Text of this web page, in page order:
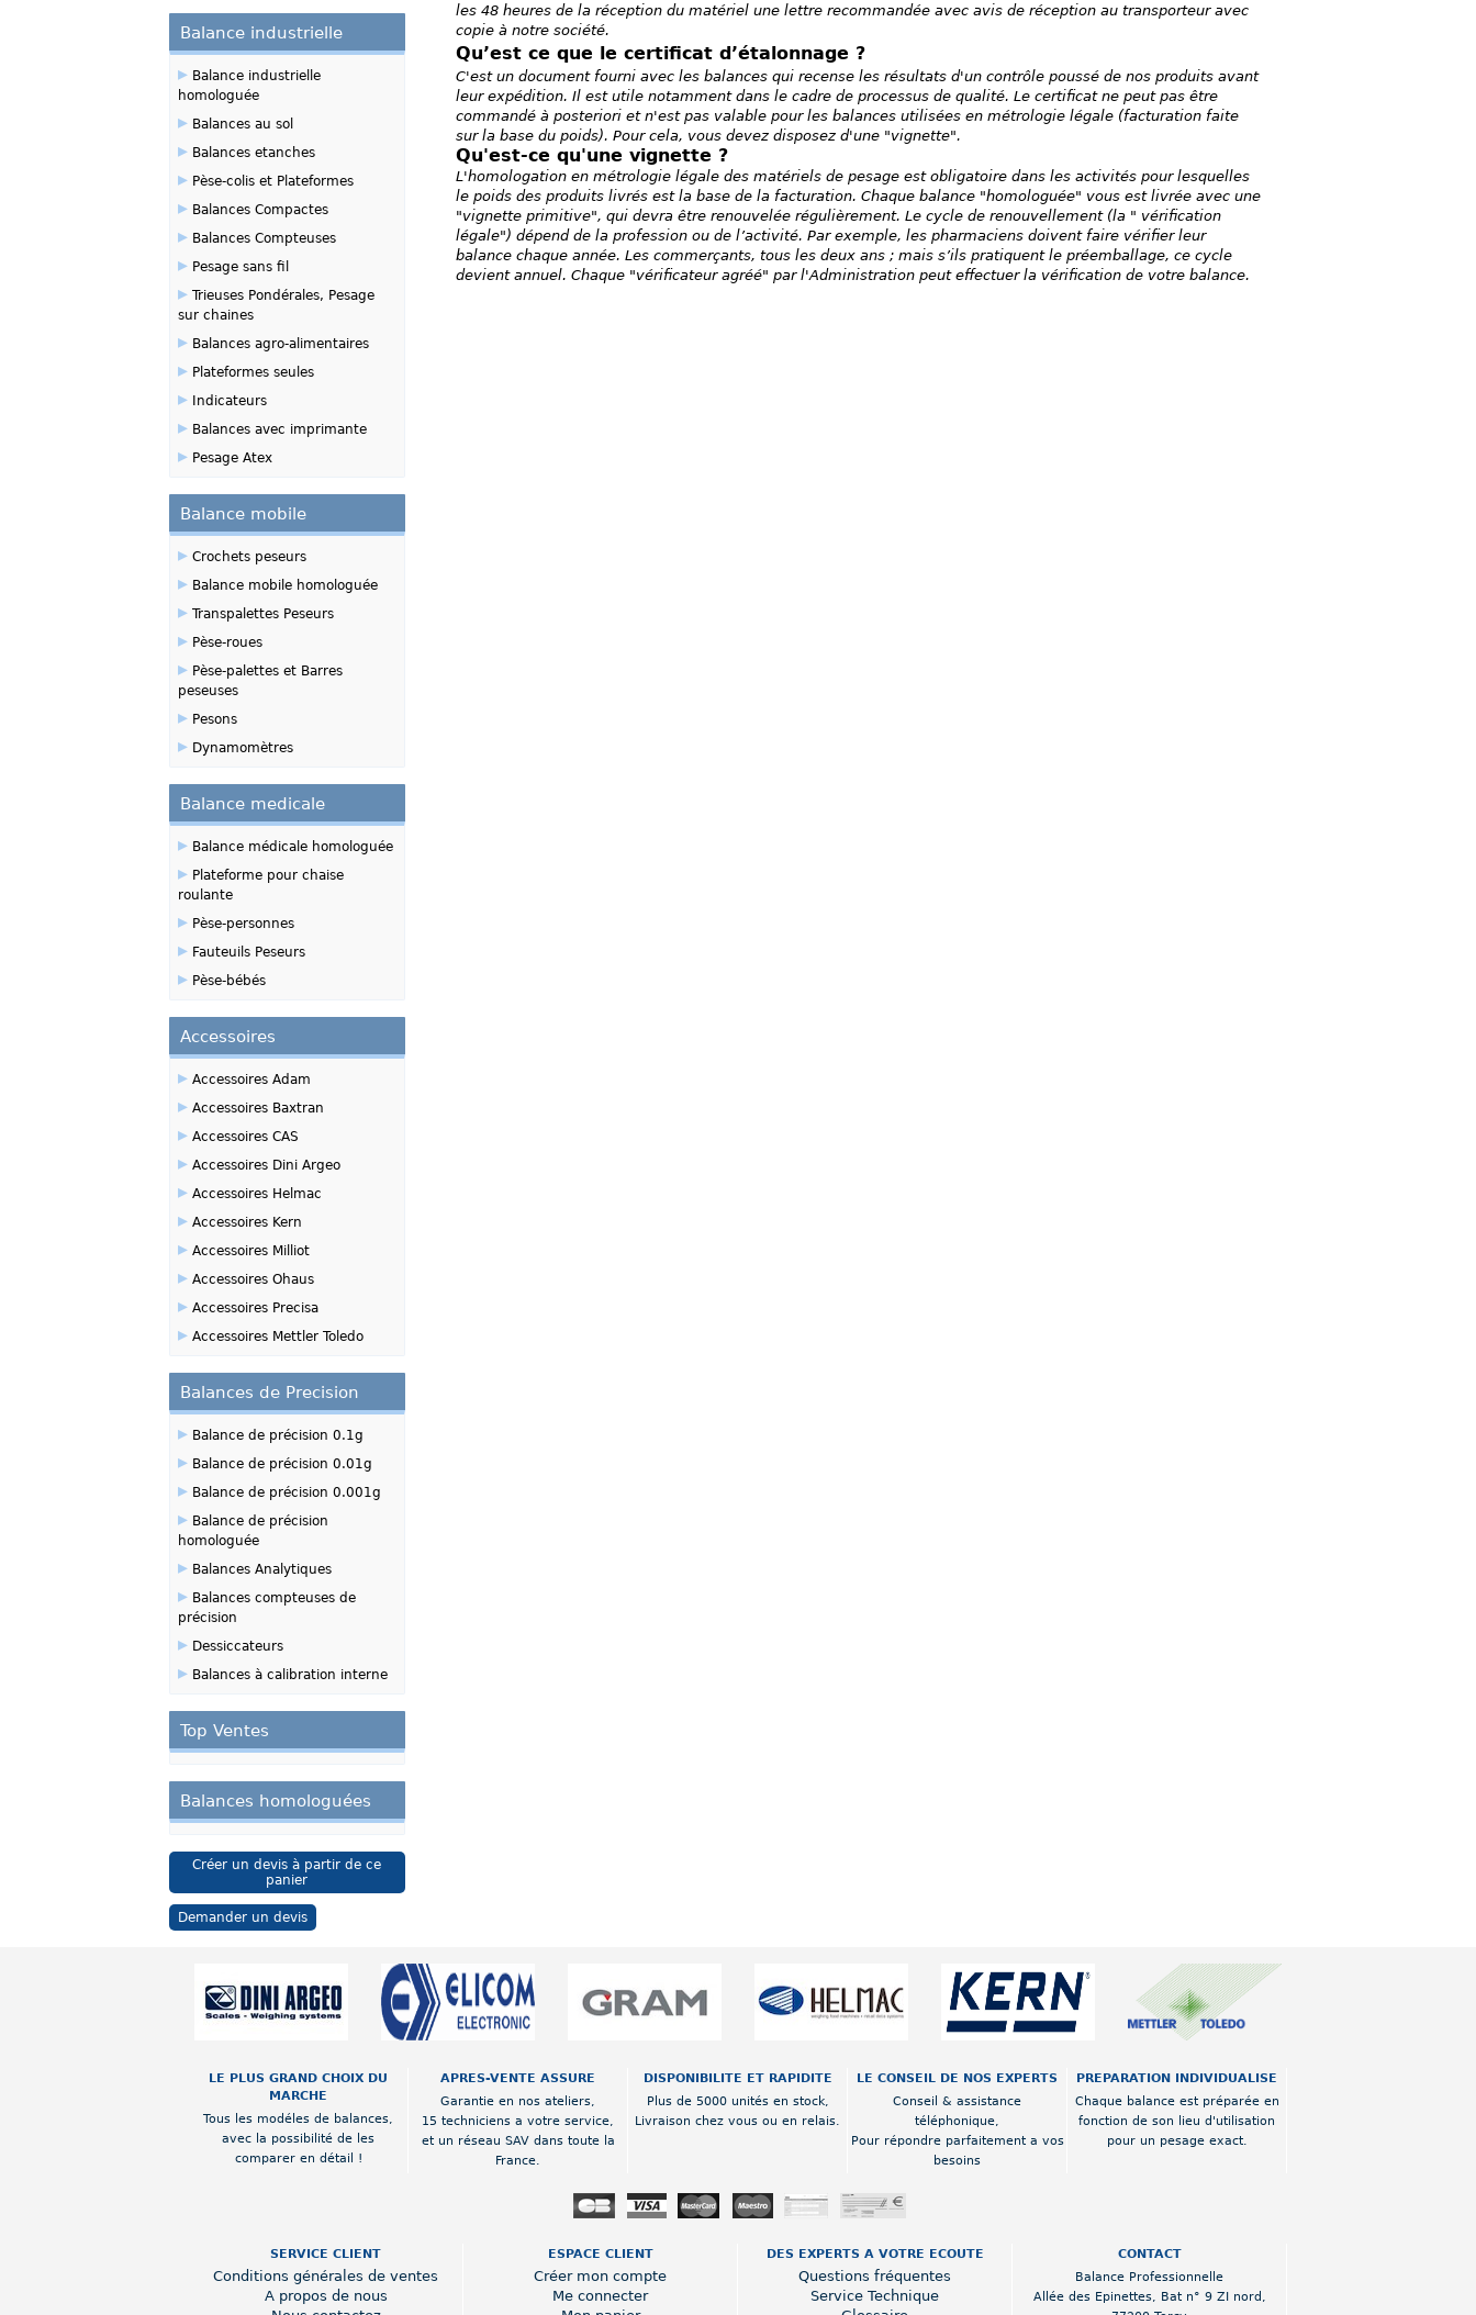
les 48 heures de la réception du matériel une lettre recommandée avec avis de réception au transporteur avec
copie à notre société.
Qu’est ce que le certificat d’étalonnage ?
C'est un document fourni avec les balances qui recense les résultats d'un contrôle poussé de nos produits avant
leur expédition. Il est utile notamment dans le cadre de processus de qualité. Le certificat ne peut pas être
commandé à posteriori et n'est pas valable pour les balances utilisées en métrologie légale (facturation faite
sur la base du poids). Pour cela, vous devez disposez d'une "vignette".
Qu'est-ce qu'une vignette ?
L'homologation en métrologie légale des matériels de pesage est obligatoire dans les activités pour lesquelles
le poids des produits livrés est la base de la facturation. Chaque balance "homologuée" vous est livrée avec une
"vignette primitive", qui devra être renouvelée régulièrement. Le cycle de renouvellement (la " vérification
légale") dépend de la profession ou de l’activité. Par exemple, les pharmaciens doivent faire vérifier leur
balance chaque année. Les commerçants, tous les deux ans ; mais s’ils pratiquent le préemballage, ce cycle
devient annuel. Chaque "vérificateur agréé" par l'Administration peut effectuer la vérification de votre balance.
Balance industrielle
▸Balance industrielle
homologuée
▸Balances au sol
▸Balances etanches
▸Pèse-colis et Plateformes
▸Balances Compactes
▸Balances Compteuses
▸Pesage sans fil
▸Trieuses Pondérales, Pesage
sur chaines
▸Balances agro-alimentaires
▸Plateformes seules
▸Indicateurs
▸Balances avec imprimante
▸Pesage Atex
Balance mobile
▸Crochets peseurs
▸Balance mobile homologuée
▸Transpalettes Peseurs
▸Pèse-roues
▸Pèse-palettes et Barres
peseuses
▸Pesons
▸Dynamomètres
Balance medicale
▸Balance médicale homologuée
▸Plateforme pour chaise
roulante
▸Pèse-personnes
▸Fauteuils Peseurs
▸Pèse-bébés
Accessoires
▸Accessoires Adam
▸Accessoires Baxtran
▸Accessoires CAS
▸Accessoires Dini Argeo
▸Accessoires Helmac
▸Accessoires Kern
▸Accessoires Milliot
▸Accessoires Ohaus
▸Accessoires Precisa
▸Accessoires Mettler Toledo
Balances de Precision
▸Balance de précision 0.1g
▸Balance de précision 0.01g
▸Balance de précision 0.001g
▸Balance de précision
homologuée
▸Balances Analytiques
▸Balances compteuses de
précision
▸Dessiccateurs
▸Balances à calibration interne
Top Ventes
Balances homologuées
Créer un devis à partir de ce
panier
Demander un devis
LE PLUS GRAND CHOIX DU
MARCHE
Tous les modéles de balances,
avec la possibilité de les
comparer en détail !
APRES-VENTE ASSURE
Garantie en nos ateliers,
15 techniciens a votre service,
et un réseau SAV dans toute la
France.
DISPONIBILITE ET RAPIDITE
Plus de 5000 unités en stock,
Livraison chez vous ou en relais.
LE CONSEIL DE NOS EXPERTS
Conseil & assistance
téléphonique,
Pour répondre parfaitement a vos
besoins
PREPARATION INDIVIDUALISE
Chaque balance est préparée en
fonction de son lieu d'utilisation
pour un pesage exact.
SERVICE CLIENT
Conditions générales de ventes
A propos de nous
ESPACE CLIENT
Créer mon compte
Me connecter
DES EXPERTS A VOTRE ECOUTE
Questions fréquentes
Service Technique
CONTACT
Balance Professionnelle
Allée des Epinettes, Bat n° 9 ZI nord ,